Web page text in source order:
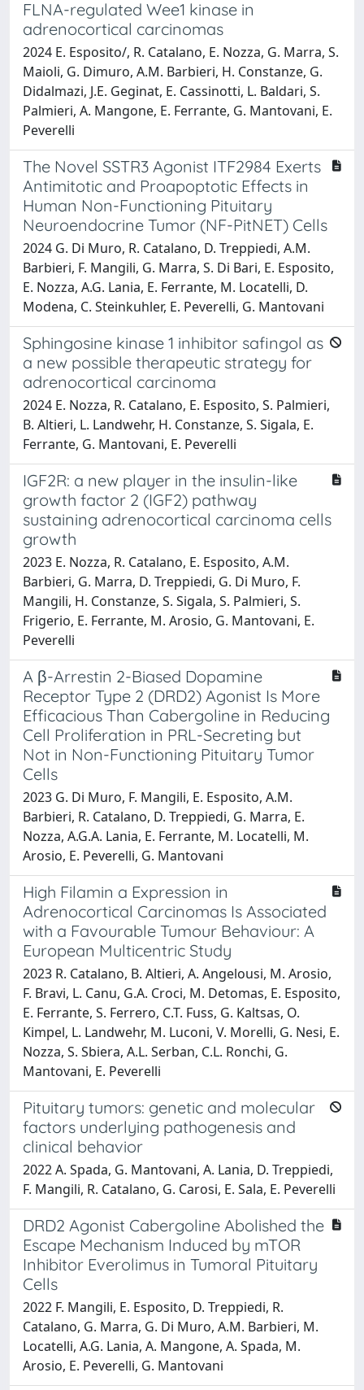
FLNA-regulated Wee1 kinase in
adrenocortical carcinomas
2024 E. Esposito/, R. Catalano, E. Nozza, G. Marra, S.
Maioli, G. Dimuro, A.M. Barbieri, H. Constanze, G.
Didalmazi, J.E. Geginat, E. Cassinotti, L. Baldari, S.
Palmieri, A. Mangone, E. Ferrante, G. Mantovani, E.
Peverelli
The Novel SSTR3 Agonist ITF2984 Exerts
Antimitotic and Proapoptotic Effects in
Human Non-Functioning Pituitary
Neuroendocrine Tumor (NF-PitNET) Cells
2024 G. Di Muro, R. Catalano, D. Treppiedi, A.M.
Barbieri, F. Mangili, G. Marra, S. Di Bari, E. Esposito,
E. Nozza, A.G. Lania, E. Ferrante, M. Locatelli, D.
Modena, C. Steinkuhler, E. Peverelli, G. Mantovani
Sphingosine kinase 1 inhibitor safingol as
a new possible therapeutic strategy for
adrenocortical carcinoma
2024 E. Nozza, R. Catalano, E. Esposito, S. Palmieri,
B. Altieri, L. Landwehr, H. Constanze, S. Sigala, E.
Ferrante, G. Mantovani, E. Peverelli
IGF2R: a new player in the insulin-like
growth factor 2 (IGF2) pathway
sustaining adrenocortical carcinoma cells
growth
2023 E. Nozza, R. Catalano, E. Esposito, A.M.
Barbieri, G. Marra, D. Treppiedi, G. Di Muro, F.
Mangili, H. Constanze, S. Sigala, S. Palmieri, S.
Frigerio, E. Ferrante, M. Arosio, G. Mantovani, E.
Peverelli
A β-Arrestin 2-Biased Dopamine
Receptor Type 2 (DRD2) Agonist Is More
Efficacious Than Cabergoline in Reducing
Cell Proliferation in PRL-Secreting but
Not in Non-Functioning Pituitary Tumor
Cells
2023 G. Di Muro, F. Mangili, E. Esposito, A.M.
Barbieri, R. Catalano, D. Treppiedi, G. Marra, E.
Nozza, A.G.A. Lania, E. Ferrante, M. Locatelli, M.
Arosio, E. Peverelli, G. Mantovani
High Filamin a Expression in
Adrenocortical Carcinomas Is Associated
with a Favourable Tumour Behaviour: A
European Multicentric Study
2023 R. Catalano, B. Altieri, A. Angelousi, M. Arosio,
F. Bravi, L. Canu, G.A. Croci, M. Detomas, E. Esposito,
E. Ferrante, S. Ferrero, C.T. Fuss, G. Kaltsas, O.
Kimpel, L. Landwehr, M. Luconi, V. Morelli, G. Nesi, E.
Nozza, S. Sbiera, A.L. Serban, C.L. Ronchi, G.
Mantovani, E. Peverelli
Pituitary tumors: genetic and molecular
factors underlying pathogenesis and
clinical behavior
2022 A. Spada, G. Mantovani, A. Lania, D. Treppiedi,
F. Mangili, R. Catalano, G. Carosi, E. Sala, E. Peverelli
DRD2 Agonist Cabergoline Abolished the
Escape Mechanism Induced by mTOR
Inhibitor Everolimus in Tumoral Pituitary
Cells
2022 F. Mangili, E. Esposito, D. Treppiedi, R.
Catalano, G. Marra, G. Di Muro, A.M. Barbieri, M.
Locatelli, A.G. Lania, A. Mangone, A. Spada, M.
Arosio, E. Peverelli, G. Mantovani